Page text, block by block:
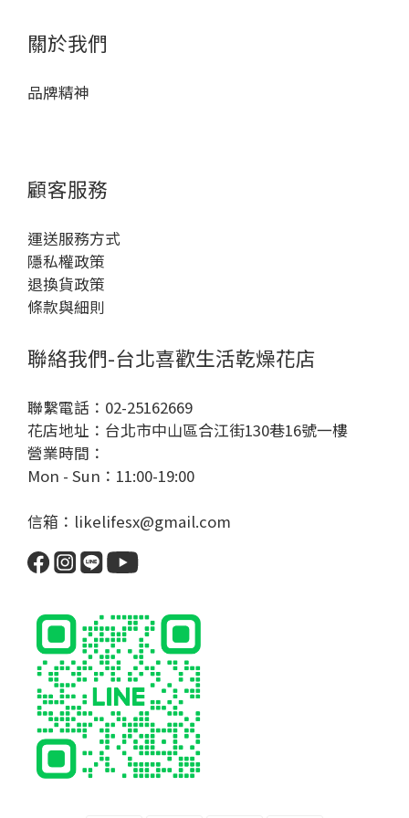
關於我們
品牌精神
顧客服務
運送服務方式
隱私權政策
退換貨政策
條款與細則
聯絡我們-台北喜歡生活乾燥花店
聯繫電話：02-25162669
花店地址：台北市中山區合江街130巷16號一樓
營業時間：
Mon - Sun：11:00-19:00
信箱：likelifesx@gmail.com